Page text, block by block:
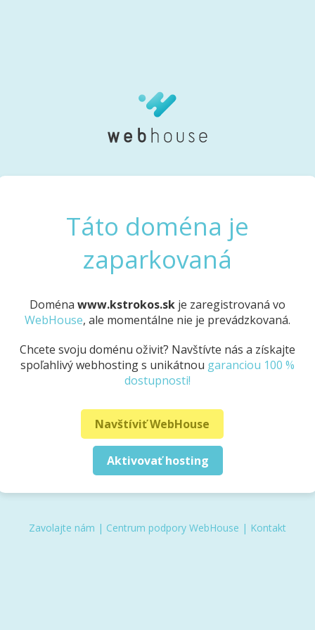
Táto doména je
zaparkovaná
Doména www.kstrokos.sk je zaregistrovaná vo
WebHouse, ale momentálne nie je prevádzkovaná.
Chcete svoju doménu oživiť? Navštívte nás a získajte
spoľahlivý webhosting s unikátnou garanciou 100 %
dostupnosti!
Navštíviť WebHouse
Aktivovať hosting
Zavolajte nám | Centrum podpory WebHouse | Kontakt